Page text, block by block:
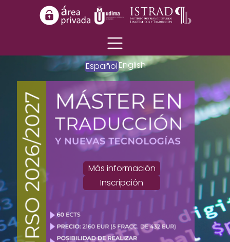
EspañolEnglish
Más información
Inscripción